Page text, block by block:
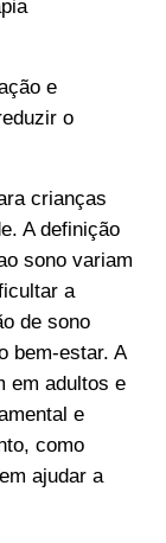
e
o
crianças
A definição
sono variam
a
de sono
bem-estar. A
em adultos e
e
como
ajudar a